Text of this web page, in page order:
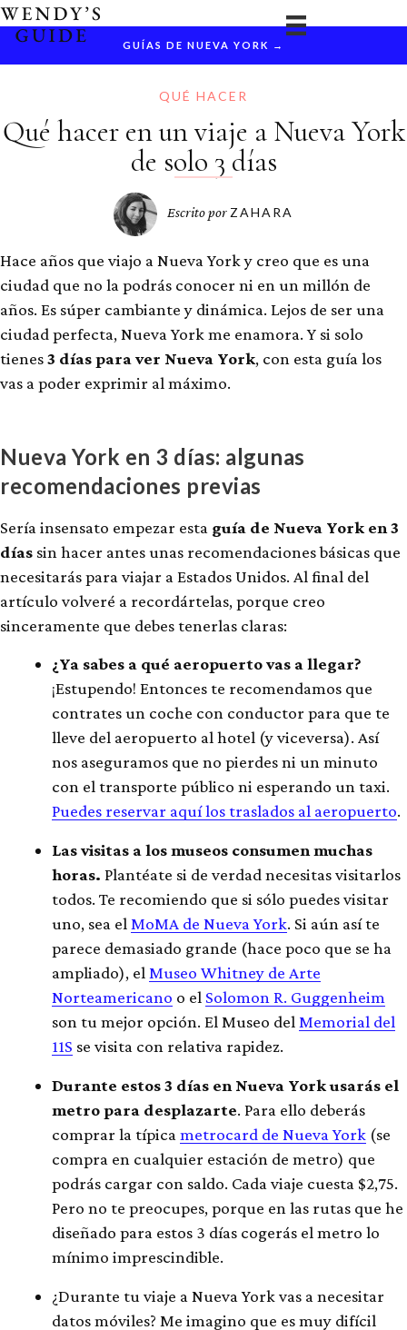
Ir
contenido
GUÍAS DE NUEVA YORK →
QUÉ HACER
Qué hacer en un viaje a Nueva York
de solo 3 días
Escrito porZAHARA
Hace años que viajo a Nueva York y creo que es una
ciudad que no la podrás conocer ni en un millón de
años. Es súper cambiante y dinámica. Lejos de ser una
ciudad perfecta, Nueva York me enamora. Y si solo
tienes3 días para ver Nueva York, con esta guía los
vas a poder exprimir al máximo.
Nueva York en 3 días: algunas
recomendaciones previas
Sería insensato empezar esta guía de Nueva York en 3
días sin hacer antes unas recomendaciones básicas que
necesitarás para viajar a Estados Unidos. Al final del
artículo volveré a recordártelas, porque creo
sinceramente que debes tenerlas claras:
¿Ya sabes a qué aeropuerto vas a llegar?
¡Estupendo! Entonces te recomendamos que
contrates un coche con conductor para que te
lleve del aeropuerto al hotel (y viceversa). Así
nos aseguramos que no pierdes ni un minuto
con el transporte público ni esperando un taxi.
Puedes reservar aquí los traslados al aeropuerto.
Las visitas a los museos consumen muchas
horas. Plantéate si de verdad necesitas visitarlos
todos. Te recomiendo que si sólo puedes visitar
uno, sea elMoMA de Nueva York. Si aún así te
parece demasiado grande (hace poco que se ha
ampliado), elMuseo Whitney de Arte
Norteamericano o el Solomon R. Guggenheim
son tu mejor opción. El Museo delMemorial del
11S se visita con relativa rapidez.
Durante estos 3 días en Nueva York usarás el
metro para desplazarte. Para ello deberás
comprar la típicametrocard de Nueva York (se
compra en cualquier estación de metro) que
podrás cargar con saldo. Cada viaje cuesta $2,75.
Pero no te preocupes, porque en las rutas que he
diseñado para estos 3 días cogerás el metro lo
mínimo imprescindible.
¿Durante tu viaje a Nueva York vas a necesitar
datos móviles? Me imagino que es muy difícil